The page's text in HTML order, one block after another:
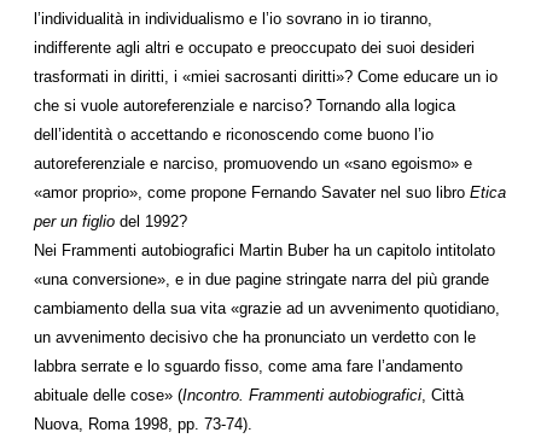
l’individualità in individualismo e l’io sovrano in io tiranno,
indifferente agli altri e occupato e preoccupato dei suoi desideri
trasformati in diritti, i «miei sacrosanti diritti»? Come educare un io
che si vuole autoreferenziale e narciso? Tornando alla logica
dell’identità o accettando e riconoscendo come buono l’io
autoreferenziale e narciso, promuovendo un «sano egoismo» e
«amor proprio», come propone Fernando Savater nel suo libro Etica
per un figlio del 1992?
Nei Frammenti autobiografici Martin Buber ha un capitolo intitolato
«una conversione», e in due pagine stringate narra del più grande
cambiamento della sua vita «grazie ad un avvenimento quotidiano,
un avvenimento decisivo che ha pronunciato un verdetto con le
labbra serrate e lo sguardo fisso, come ama fare l’andamento
abituale delle cose» (Incontro. Frammenti autobiografici, Città
Nuova, Roma 1998, pp. 73-74).